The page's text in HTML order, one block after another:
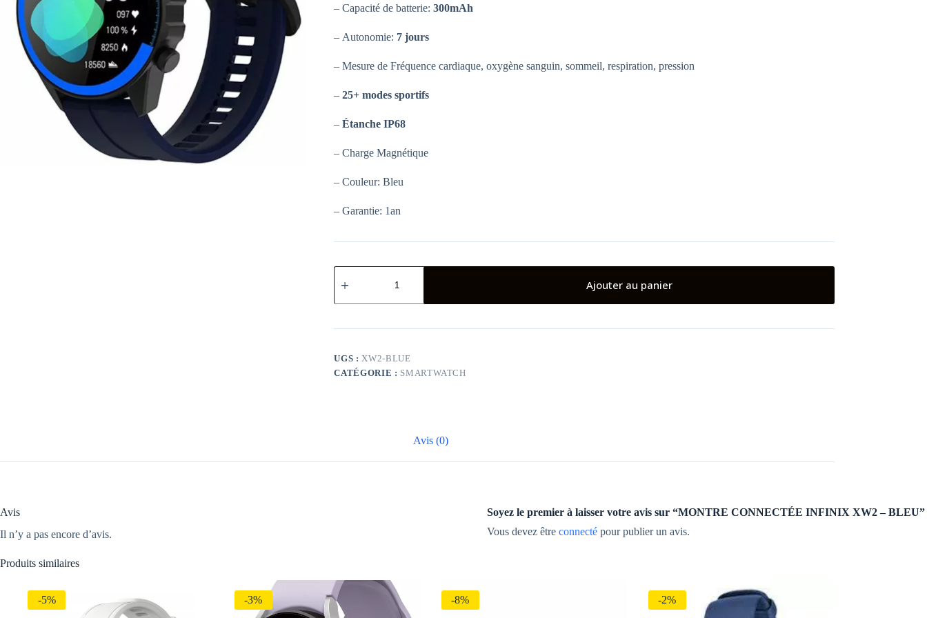
– Capacité de batterie:300mAh
– Autonomie: 7 jours
– Mesure de Fréquence cardiaque, oxygène sanguin, sommeil, respiration, pression
–25+ modes sportifs
–Étanche IP68
– Charge Magnétique
– Couleur: Bleu
– Garantie: 1an
quantité
de
CONNECTÉE
XW2
BLEU
Ajouter au panier
UGS : XW2-BLUE
CATÉGORIE : SMARTWATCH
Avis (0)
Avis
Il n’y a pas encore d’avis.
Soyez le premier à laisser votre avis sur “MONTRE CONNECTÉE INFINIX XW2 – BLEU”
Vous devez être connectépour publier un avis.
Produits similaires
-5% -3% -8% -2%